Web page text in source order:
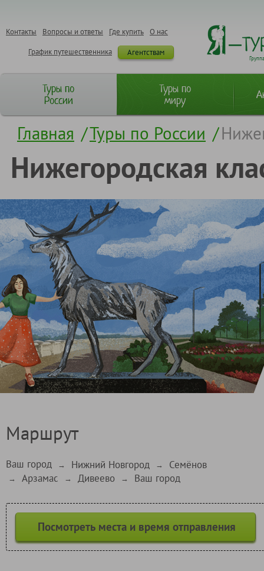
О нас
Где купить
Вопросы и ответы
Контакты
Агентствам
График путешественника
Туры по
России
Туры по
миру
Главная /Туры по России /
Нижегородская
Маршрут
Ваш город → Нижний Новгород → Семёнов
→ Арзамас → Дивеево → Ваш город
Посмотреть места и время отправления